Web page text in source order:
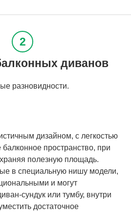
диванов
разновидности.
дизайном, с легкостью
пространство, при
полезную площадь.
в специальную нишу модели,
и могут
сундук или тумбу, внутри
достаточное